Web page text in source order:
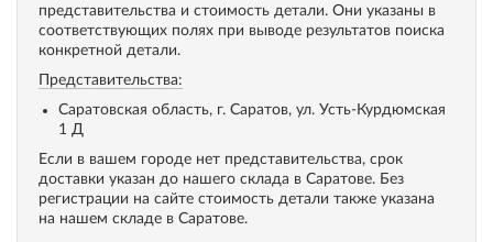
представительства и стоимость детали. Они указаны в
соответствующих полях при выводе результатов поиска
конкретной детали.
Представительства:
Саратовская область, г. Саратов, ул. Усть-Курдюмская
1 Д
Если в вашем городе нет представительства, срок
доставки указан до нашего склада в Саратове. Без
регистрации на сайте стоимость детали также указана
на нашем складе в Саратове.